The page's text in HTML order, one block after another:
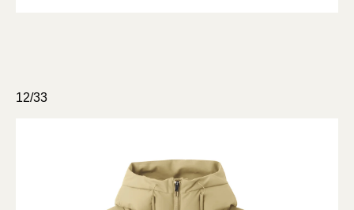
12/33